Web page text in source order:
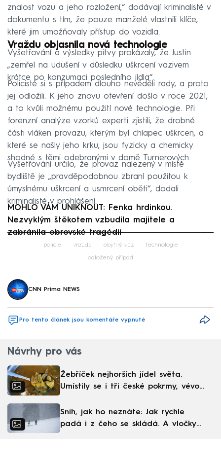
znalost vozu a jeho rozložení,“ dodávají kriminalisté v
dokumentu s tím, že pouze manželé vlastnili klíče,
které jim umožňovaly přístup do vozidla.
Vraždu objasnila nová technologie
Vyšetřování a výsledky pitvy prokázaly, že Justin
„zemřel na udušení v důsledku uškrcení vazivem
krátce po konzumaci posledního jídla“.
Policisté si s případem dlouho nevěděli rady, a proto
jej odložili. K jeho znovu otevření došlo v roce 2021,
a to kvůli možnému použití nové technologie. Při
forenzní analýze vzorků experti zjistili, že drobné
části vláken provazu, kterým byl chlapec uškrcen, a
které se našly jeho krku, jsou fyzicky a chemicky
shodné s těmi odebranými v domě Turnerových.
Vyšetřování určilo, že provaz nalezený v místě
bydliště je „pravděpodobnou zbraní použitou k
úmyslnému uškrcení a usmrcení oběti“, dodali
kriminalisté v prohlášení.
MOHLO VÁM UNIKNOUT: Fenka hrdinkou.
Nezvyklým štěkotem vzbudila majitele a
zabránila obrovské tragédii
Failed to fetch
policie vražda obytný vůz technologie
odložený případ
CNN Prima NEWS
Pro tento článek jsou komentáře vypnuté
Návrhy pro vás
Žebříček nejhorších jídel světa.
Umístily se i tři české pokrmy, vévodí
Sníh, jak ho neznáte: Jak rychle
padá i z čeho se skládá. A vločky